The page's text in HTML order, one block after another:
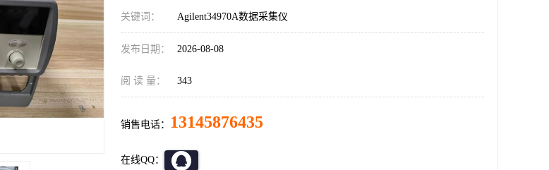
关键词： Agilent34970A数据采集仪
发布日期： 2026-08-08
阅 读 量： 343
销售电话： 13145876435
在线QQ：